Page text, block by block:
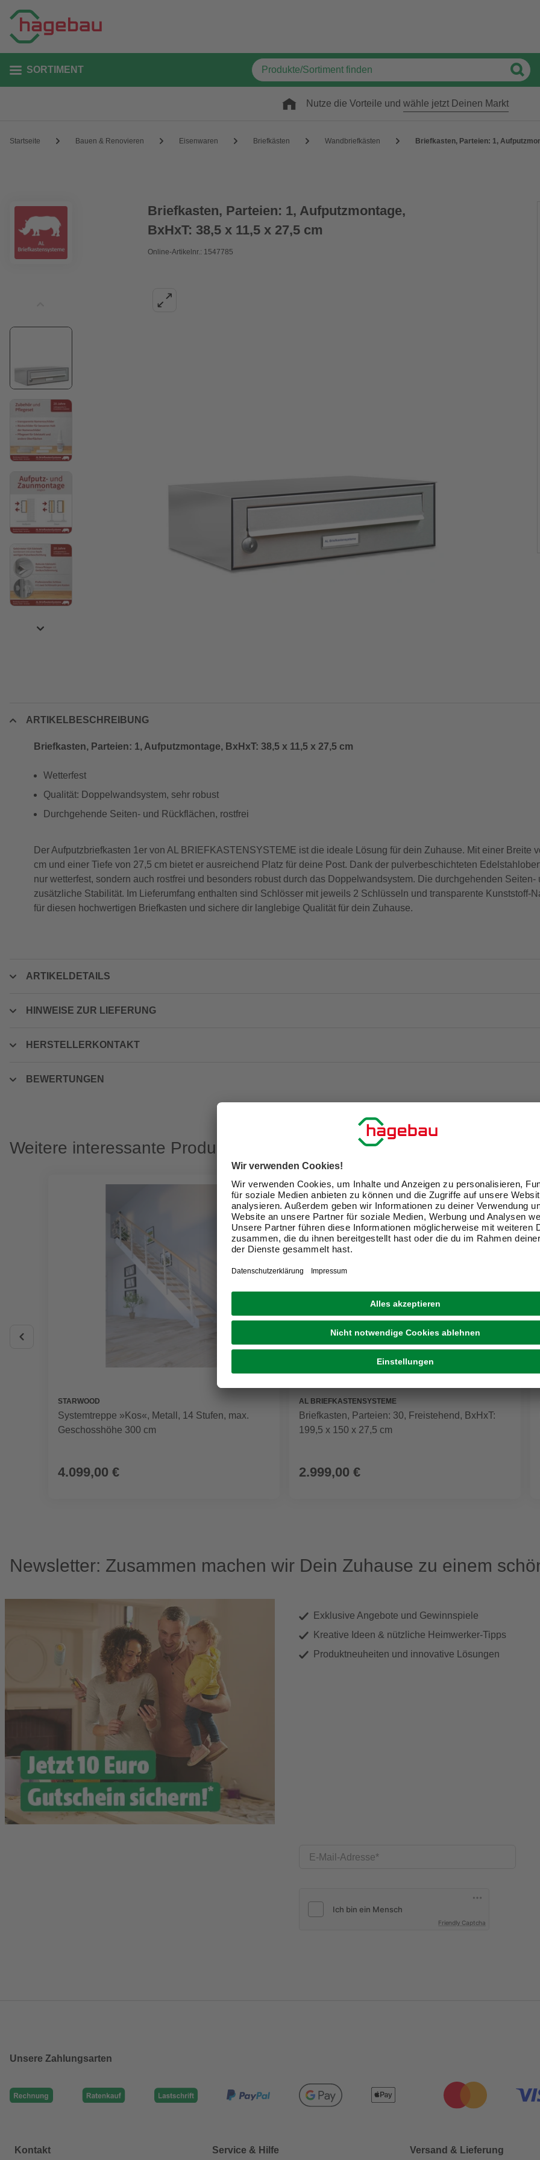
SORTIMENT
Nutze die Vorteile und wähle jetzt Deinen Markt
Startseite Bauen & Renovieren Eisenwaren Briefkästen Wandbriefkästen Briefkasten, Parteien: 1,
Briefkasten, Parteien: 1, Aufputzmontage,
BxHxT: 38,5 x 11,5 x 27,5 cm
Online-Artikelnr.: 1547785
ARTIKELBESCHREIBUNG
Briefkasten, Parteien: 1, Aufputzmontage, BxHxT: 38,5 x 11,5 x 27,5 cm
Wetterfest
Qualität: Doppelwandsystem, sehr robust
Durchgehende Seiten- und Rückflächen, rostfrei
Der Aufputzbriefkasten 1er von AL BRIEFKASTENSYSTEME ist die ideale Lösung für dein Zuhause. Mit einer Breite
cm und einer Tiefe von 27,5 cm bietet er ausreichend Platz für deine Post. Dank der pulverbeschichteten
nur wetterfest, sondern auch rostfrei und besonders robust durch das Doppelwandsystem. Die durchgehenden
zusätzliche Stabilität. Im Lieferumfang enthalten sind Schlösser mit jeweils 2 Schlüsseln und transparente Kunststoff-
für diesen hochwertigen Briefkasten und sichere dir langlebige Qualität für dein Zuhause.
ARTIKELDETAILS
HINWEISE ZUR LIEFERUNG
HERSTELLERKONTAKT
BEWERTUNGEN
Weitere interessante Produkte
STARWOOD
Systemtreppe »Kos«, Metall, 14 Stufen, max.
Geschosshöhe 300 cm
4.099,00 €
AL BRIEFKASTENSYSTEME
Briefkasten, Parteien: 30, Freistehend, BxHxT:
199,5 x 150 x 27,5 cm
2.999,00 €
Newsletter: Zusammen machen wir Dein Zuhause zu einem
Exklusive Angebote und Gewinnspiele
Kreative Ideen & nützliche Heimwerker-Tipps
Produktneuheiten und innovative Lösungen
E-Mail-Adresse
Friendly Captcha
Unsere Zahlungsarten
Kontakt Service & Hilfe Versand & Lieferung